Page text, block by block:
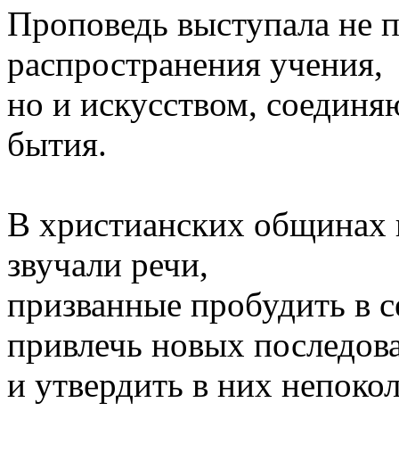
Проповедь выступала не
распространения учения,
но и искусством,
бытия.
В христианских
звучали речи,
призванные пробудить в
привлечь новых
и утвердить в них